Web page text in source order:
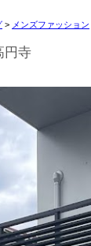
> メンズファッション
円寺